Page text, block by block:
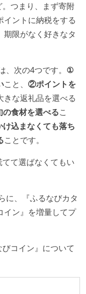
つまり、まず寄附
ントに納税をする
限がなく好きなタ
次の4つです。 ①
こと、 ②ポイントを
きな返礼品を選べる
食材を選べるこ
込まなくても落ち
ことです。
て選ばなくてもい
に、『ふるなびカタ
イン』を増量してプ
コイン』について